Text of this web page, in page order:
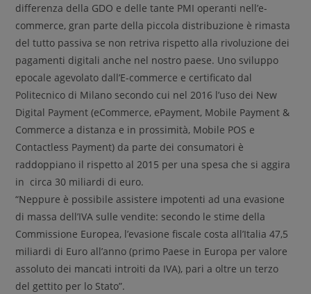
differenza della GDO e delle tante PMI operanti nell’e-
commerce, gran parte della piccola distribuzione è rimasta
del tutto passiva se non retriva rispetto alla rivoluzione dei
pagamenti digitali anche nel nostro paese. Uno sviluppo
epocale agevolato dall’E-commerce e certificato dal
Politecnico di Milano secondo cui nel 2016 l’uso dei New
Digital Payment (eCommerce, ePayment, Mobile Payment &
Commerce a distanza e in prossimità, Mobile POS e
Contactless Payment) da parte dei consumatori è
raddoppiano il rispetto al 2015 per una spesa che si aggira
in circa 30 miliardi di euro.
“Neppure è possibile assistere impotenti ad una evasione
di massa dell’IVA sulle vendite: secondo le stime della
Commissione Europea, l’evasione fiscale costa all’Italia 47,5
miliardi di Euro all’anno (primo Paese in Europa per valore
assoluto dei mancati introiti da IVA), pari a oltre un terzo
del gettito per lo Stato”.